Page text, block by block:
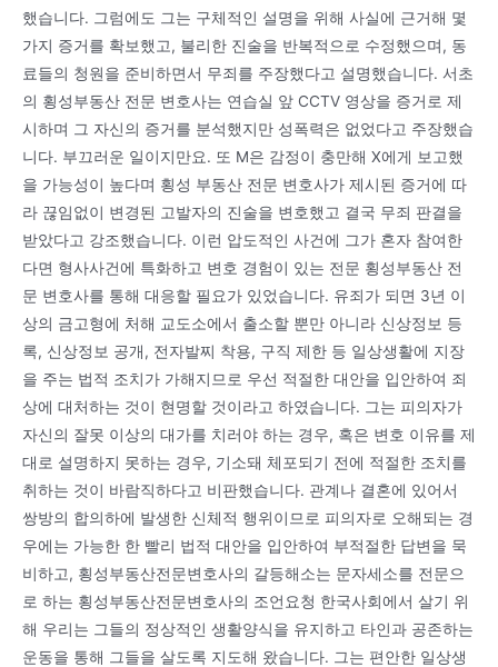
했습니다. 그럼에도 그는 구체적인 설명을 위해 사실에 근거해 몇
가지 증거를 확보했고, 불리한 진술을 반복적으로 수정했으며, 동
료들의 청원을 준비하면서 무죄를 주장했다고 설명했습니다. 서초
의 횡성부동산 전문 변호사는 연습실 앞 CCTV 영상을 증거로 제
시하며 그 자신의 증거를 분석했지만 성폭력은 없었다고 주장했습
니다. 부끄러운 일이지만요. 또 M은 감정이 충만해 X에게 보고했
을 가능성이 높다며 횡성 부동산 전문 변호사가 제시된 증거에 따
라 끊임없이 변경된 고발자의 진술을 변호했고 결국 무죄 판결을
받았다고 강조했습니다. 이런 압도적인 사건에 그가 혼자 참여한
다면 형사사건에 특화하고 변호 경험이 있는 전문 횡성부동산 전
문 변호사를 통해 대응할 필요가 있었습니다. 유죄가 되면 3년 이
상의 금고형에 처해 교도소에서 출소할 뿐만 아니라 신상정보 등
록, 신상정보 공개, 전자발찌 착용, 구직 제한 등 일상생활에 지장
을 주는 법적 조치가 가해지므로 우선 적절한 대안을 입안하여 죄
상에 대처하는 것이 현명할 것이라고 하였습니다. 그는 피의자가
자신의 잘못 이상의 대가를 치러야 하는 경우, 혹은 변호 이유를 제
대로 설명하지 못하는 경우, 기소돼 체포되기 전에 적절한 조치를
취하는 것이 바람직하다고 비판했습니다. 관계나 결혼에 있어서
쌍방의 합의하에 발생한 신체적 행위이므로 피의자로 오해되는 경
우에는 가능한 한 빨리 법적 대안을 입안하여 부적절한 답변을 묵
비하고, 횡성부동산전문변호사의 갈등해소는 문자세소를 전문으
로 하는 횡성부동산전문변호사의 조언요청 한국사회에서 살기 위
해 우리는 그들의 정상적인 생활양식을 유지하고 타인과 공존하는
운동을 통해 그들을 살도록 지도해 왔습니다. 그는 편안한 일상생